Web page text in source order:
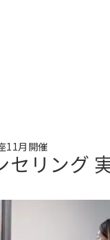
11月開催
セリング